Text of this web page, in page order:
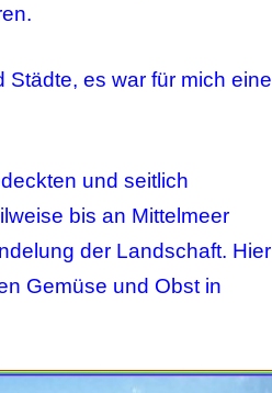
es war für mich eine
und seitlich
bis an Mittelmeer
der Landschaft. Hier
Gemüse und Obst in